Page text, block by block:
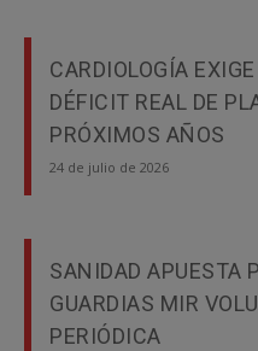
CARDIOLOGÍA
DÉFICIT REAL DE
PRÓXIMOS AÑOS
24 de julio de 2026
SANIDAD APUESTA
GUARDIAS MIR
PERIÓDICA